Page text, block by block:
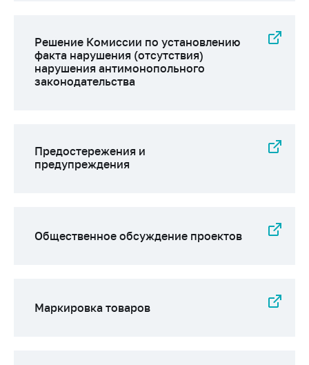
Решение Комиссии по установлению
факта нарушения (отсутствия)
нарушения антимонопольного
законодательства
Предостережения и
предупреждения
Общественное обсуждение проектов
Маркировка товаров